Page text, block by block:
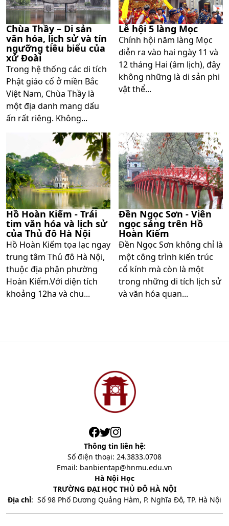
Chùa Thầy – Di sản
văn hóa, lịch sử và tín
ngưỡng tiêu biểu của
xứ Đoài
Trong hệ thống các di tích
Phật giáo cổ ở miền Bắc
Việt Nam, Chùa Thầy là
một địa danh mang dấu
ấn rất riêng. Không...
Lễ hội 5 làng Mọc
Chính hội năm làng Mọc
diễn ra vào hai ngày 11 và
12 tháng Hai (âm lịch), đây
không những là di sản phi
vật thể...
Hồ Hoàn Kiếm - Trái
tim văn hóa và lịch sử
của Thủ đô Hà Nội
Hồ Hoàn Kiếm tọa lạc ngay
trung tâm Thủ đô Hà Nội,
thuộc địa phận phường
Hoàn Kiếm.Với diện tích
khoảng 12ha và chu...
Đền Ngọc Sơn - Viên
ngọc sáng trên Hồ
Hoàn Kiếm
Đền Ngọc Sơn không chỉ là
một công trình kiến trúc
cổ kính mà còn là một
trong những di tích lịch sử
và văn hóa quan...
Thông tin liên hệ:
Số điện thoại: 24.3833.0708
Email: banbientap@hnmu.edu.vn
Hà Nội Học
TRƯỜNG ĐẠI HỌC THỦ ĐÔ HÀ NỘI
Địa chỉ: Số 98 Phố Dương Quảng Hàm, P. Nghĩa Đô, TP. Hà Nội